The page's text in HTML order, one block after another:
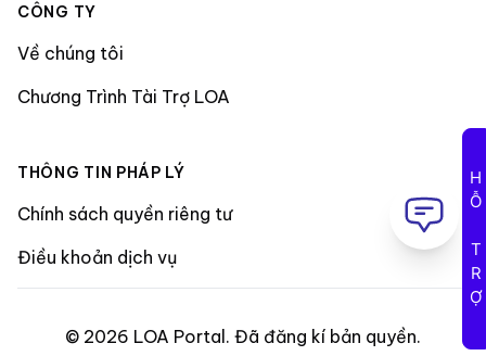
CÔNG TY
Về chúng tôi
Chương Trình Tài Trợ LOA
THÔNG TIN PHÁP LÝ
Chính sách quyền riêng tư
Điều khoản dịch vụ
© 2026 LOA Portal. Đã đăng kí bản quyền.
HỖ TRỢ